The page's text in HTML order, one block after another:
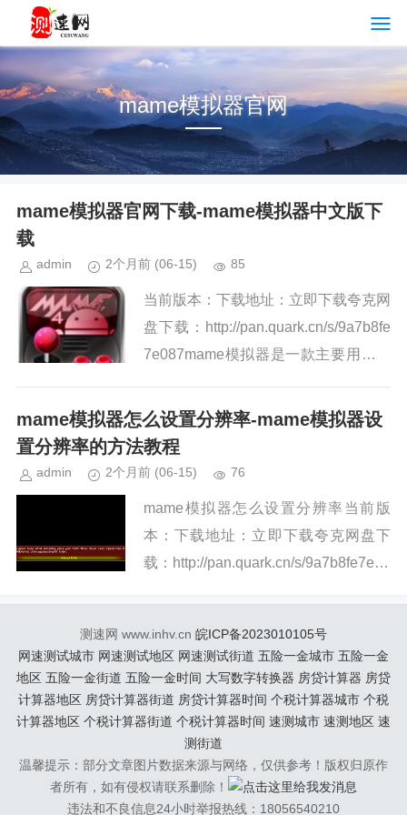
mame模拟器官网
mame模拟器官网下载-mame模拟器中文版下
载
admin 2个月前 (06-15) 85
当前版本：下载地址：立即下载夸克网
盘下载：http://pan.quark.cn/s/9a7b8fe
7e087mame模拟器是一款主要用于模
手机上重温经典游戏提供便利...
mame模拟器怎么设置分辨率-mame模拟器设
置分辨率的方法教程
admin 2个月前 (06-15) 76
mame模拟器怎么设置分辨率当前版
本：下载地址：立即下载夸克网盘下
载：http://pan.quark.cn/s/9a7b8fe7e08
测速网 www.inhv.cn 皖ICP备2023010105号
网速测试城市 网速测试地区 网速测试街道 五险一金城市 五险一金
地区 五险一金街道 五险一金时间 大写数字转换器 房贷计算器 房贷
计算器地区 房贷计算器街道 房贷计算器时间 个税计算器城市 个税
计算器地区 个税计算器街道 个税计算器时间 速测城市 速测地区 速
测街道
温馨提示：部分文章图片数据来源与网络，仅供参考！版权归原作
者所有，如有侵权请联系删除！
违法和不良信息24小时举报热线：18056540210